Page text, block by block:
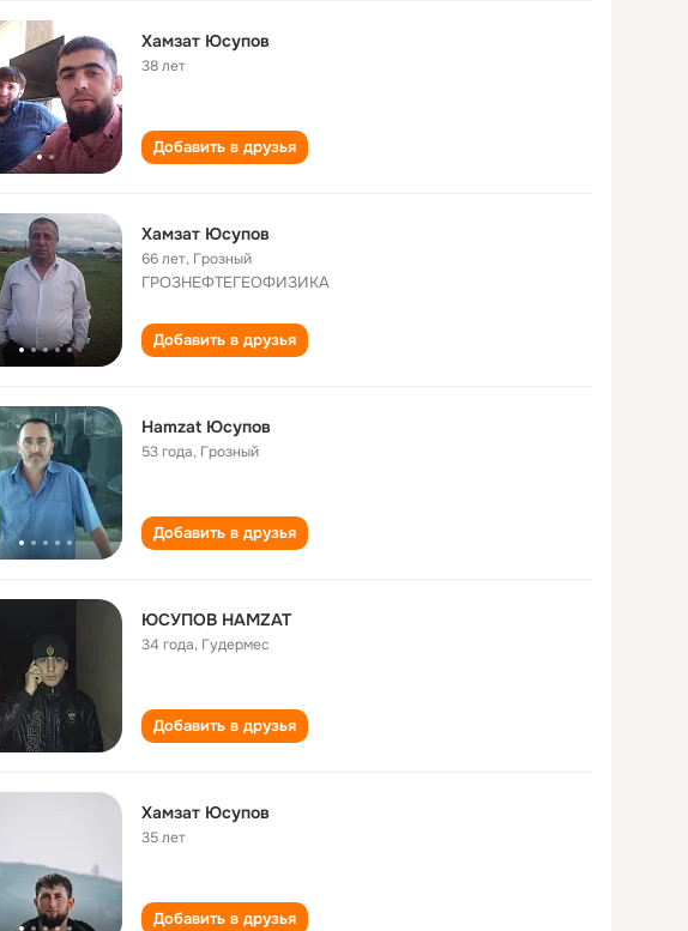
Хамзат Юсупов
38 лет
Добавить в друзья
Хамзат Юсупов
66 лет, Грозный
ГРОЗНЕФТЕГЕОФИЗИКА
Добавить в друзья
Hamzat Юсупов
53 года, Грозный
Добавить в друзья
ЮСУПОВ HAMZAT
34 года, Гудермес
Добавить в друзья
Хамзат Юсупов
35 лет
Добавить в друзья